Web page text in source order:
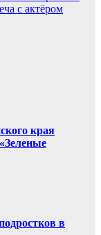
с актёром
края
в